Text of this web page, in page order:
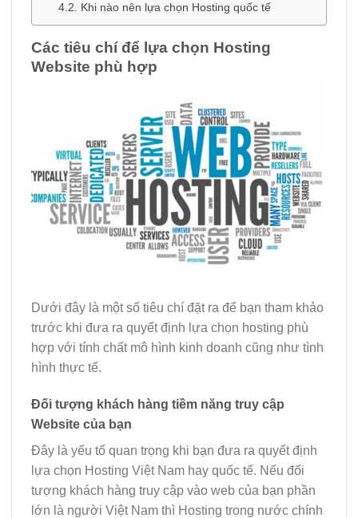
Khi nào nên lựa chọn Hosting quốc tế
Các tiêu chí để lựa chọn Hosting
Website phù hợp
Dưới đây là một số tiêu chí đặt ra để bạn tham khảo
trước khi đưa ra quyết định lựa chọn hosting phù
hợp với tính chất mô hình kinh doanh cũng như tình
hình thực tế.
Đối tượng khách hàng tiềm năng truy cập
Website của bạn
Đây là yếu tố quan trọng khi bạn đưa ra quyết định
lựa chọn Hosting Việt Nam hay quốc tế. Nếu đối
tượng khách hàng truy cập vào web của bạn phần
lớn là người Việt Nam thì Hosting trong nước chính